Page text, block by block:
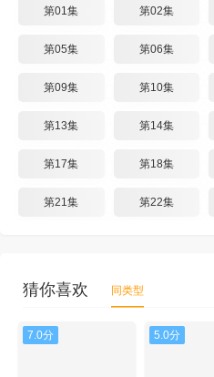
第01集 第02集
第05集 第06集
第09集 第10集
第13集 第14集
第17集 第18集
第21集 第22集
猜你喜欢 同类型
7.0分 5.0分